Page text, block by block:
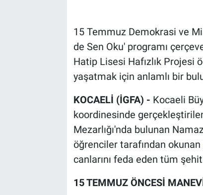
15 Temmuz Demokrasi ve
de Sen Oku' programı
Hatip Lisesi Hafızlık Projesi
yaşatmak için anlamlı bir
KOCAELİ (İGFA) - Kocaeli
koordinesinde
Mezarlığı'nda bulunan
öğrenciler tarafından
canlarını feda eden tüm
15 TEMMUZ ÖNCESİ